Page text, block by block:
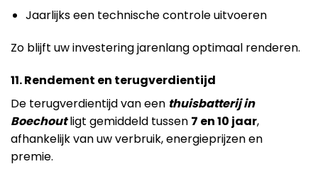
Jaarlijks een technische controle uitvoeren
Zo blijft uw investering jarenlang optimaal renderen.
11. Rendement en terugverdientijd
De terugverdientijd van een thuisbatterij in
Boechoutligt gemiddeld tussen 7 en 10 jaar,
afhankelijk van uw verbruik, energieprijzen en
premie.